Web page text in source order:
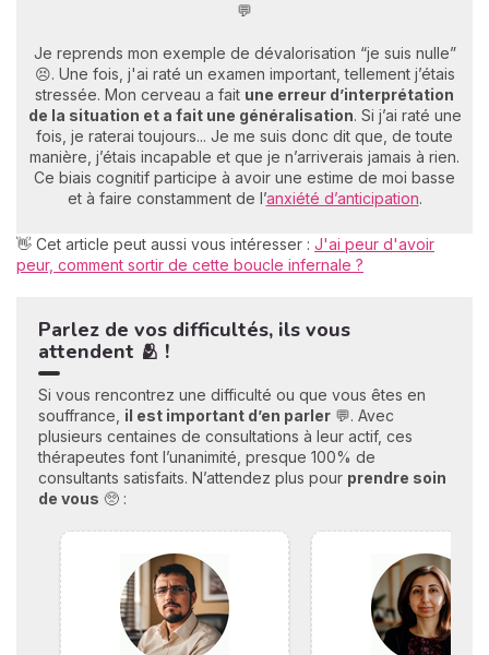
💬
Je reprends mon exemple de dévalorisation “je suis nulle”
😣. Une fois, j'ai raté un examen important, tellement j’étais
stressée. Mon cerveau a fait une erreur d’interprétation
de la situation et a fait une généralisation. Si j’ai raté une
fois, je raterai toujours... Je me suis donc dit que, de toute
manière, j’étais incapable et que je n’arriverais jamais à rien.
Ce biais cognitif participe à avoir une estime de moi basse
et à faire constamment de l’anxiété d’anticipation.
👋 Cet article peut aussi vous intéresser : J'ai peur d'avoir
peur, comment sortir de cette boucle infernale ?
Parlez de vos difficultés, ils vous
attendent 🫂 !
Si vous rencontrez une difficulté ou que vous êtes en
souffrance, il est important d’en parler 💬. Avec
plusieurs centaines de consultations à leur actif, ces
thérapeutes font l’unanimité, presque 100% de
consultants satisfaits. N’attendez plus pour prendre soin
de vous 🥺 :